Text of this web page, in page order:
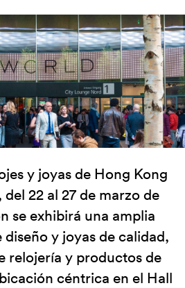
y joyas de Hong Kong
22 al 27 de marzo de
se exhibirá una amplia
diseño y joyas de calidad,
relojería y productos de
céntrica en el Hall